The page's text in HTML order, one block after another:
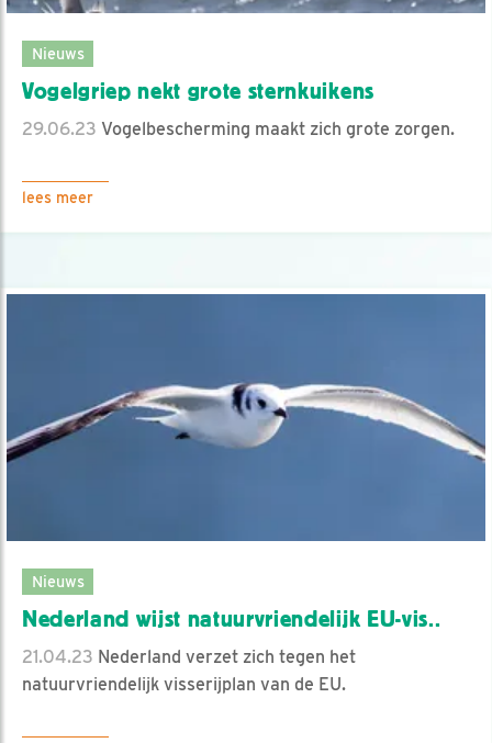
Nieuws
Vogelgriep nekt grote sternkuikens
29.06.23 Vogelbescherming maakt zich grote zorgen.
lees meer
Nieuws
Nederland wijst natuurvriendelijk EU-vis..
21.04.23 Nederland verzet zich tegen het
natuurvriendelijk visserijplan van de EU.